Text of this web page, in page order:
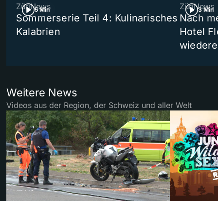
5 Min
ZüriNews
Sommerserie Teil 4: Kulinarisches
Kalabrien
3 Min
ZüriNews
Nach
Hotel
Weitere News
Videos aus der Region, der Schweiz und aller Welt